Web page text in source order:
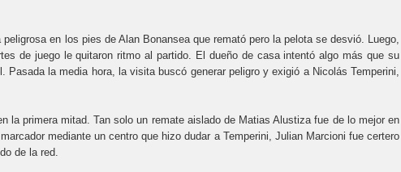
en los pies de Alan Bonansea que remató pero la pelota se desvió. Luego,
de juego le quitaron ritmo al partido. El dueño de casa intentó algo más que su
la media hora, la visita buscó generar peligro y exigió a Nicolás Temperini,
la primera mitad. Tan solo un remate aislado de Matias Alustiza fue de lo mejor en
mediante un centro que hizo dudar a Temperini, Julian Marcioni fue certero
de la red.